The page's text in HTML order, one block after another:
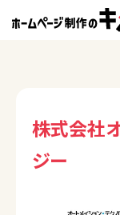
株式会社
ジー